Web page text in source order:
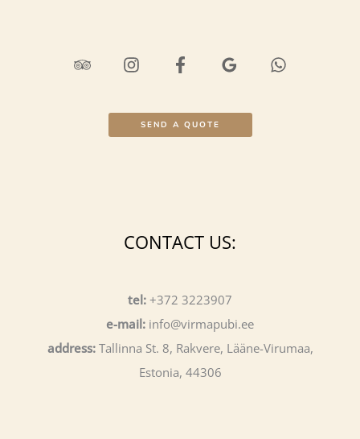
SEND A QUOTE
CONTACT US:
tel: +372 3223907
e-mail: info@virmapubi.ee
address:Tallinna St. 8, Rakvere, Lääne-Virumaa,
Estonia, 44306